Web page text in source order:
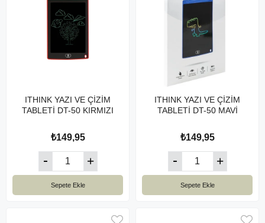
ITHINK YAZI VE ÇİZİM
TABLETİ DT-50 KIRMIZI
₺149,95
Sepete Ekle
ITHINK YAZI VE ÇİZİM
TABLETİ DT-50 MAVİ
₺149,95
Sepete Ekle